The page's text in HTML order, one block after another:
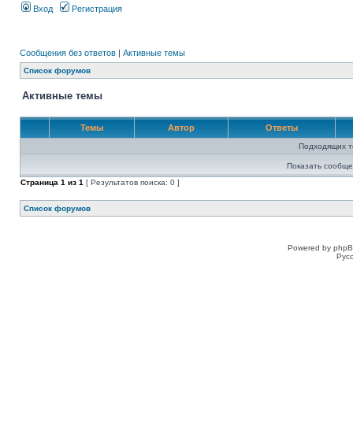
Вход Регистрация
Сообщения без ответов | Активные темы
Список форумов
Активные темы
Темы Автор Ответы
Подходящих
Показать
Страница 1 из 1 [ Результатов поиска: 0 ]
Список форумов
Powered by